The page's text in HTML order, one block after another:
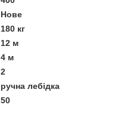
Нове
180 кг
12 м
4 м
2
ручна лебідка
50